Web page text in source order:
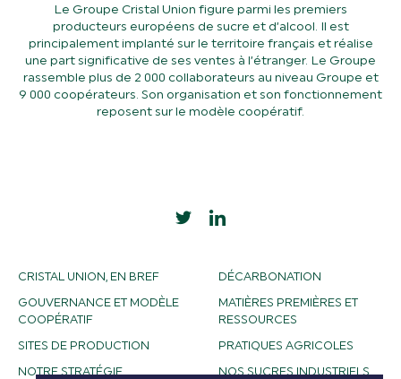
Le Groupe Cristal Union figure parmi les premiers
producteurs européens de sucre et d’alcool. Il est
principalement implanté sur le territoire français et réalise
une part significative de ses ventes à l’étranger. Le Groupe
rassemble plus de 2 000 collaborateurs au niveau Groupe et
9 000 coopérateurs. Son organisation et son fonctionnement
reposent sur le modèle coopératif.
CRISTAL UNION, EN BREF
GOUVERNANCE ET MODÈLE
COOPÉRATIF
SITES DE PRODUCTION
NOTRE STRATÉGIE
DÉCARBONATION
MATIÈRES PREMIÈRES ET
RESSOURCES
PRATIQUES AGRICOLES
NOS SUCRES INDUSTRIELS